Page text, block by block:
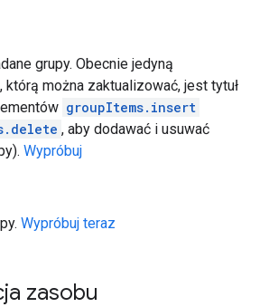
grupy. Obecnie jedyną
którą można zaktualizować, jest tytuł
groupItems.insert
, aby dodawać i usuwać
Wypróbuj
Wypróbuj teraz
zasobu